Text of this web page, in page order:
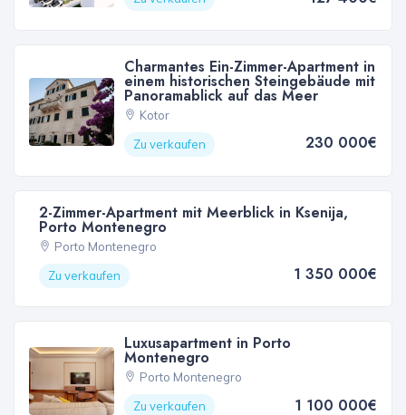
Charmantes Ein-Zimmer-Apartment in
einem historischen Steingebäude mit
Panoramablick auf das Meer
Kotor
Zu verkaufen
230 000€
2-Zimmer-Apartment mit Meerblick in Ksenija,
Porto Montenegro
Porto Montenegro
Zu verkaufen
1 350 000€
Luxusapartment in Porto
Montenegro
Porto Montenegro
Zu verkaufen
1 100 000€